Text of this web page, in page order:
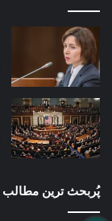
پُربحث ترین مطالب